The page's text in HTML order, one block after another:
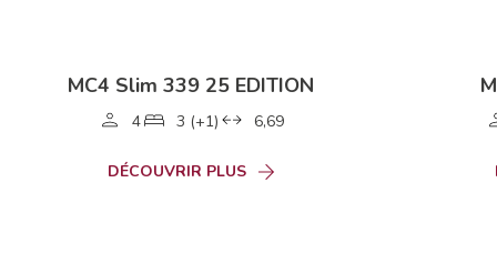
MC4 Slim 339 25 EDITION
4 3 (+1) 6,69
DÉCOUVRIR PLUS